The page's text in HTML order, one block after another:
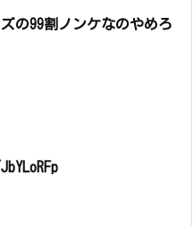
の99割ノンケなのやめろ